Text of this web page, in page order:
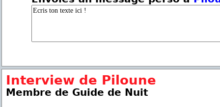
Interview de Piloune
Membre de Guide de Nuit